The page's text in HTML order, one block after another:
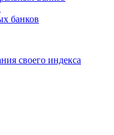
Банков
банков
своего индекса